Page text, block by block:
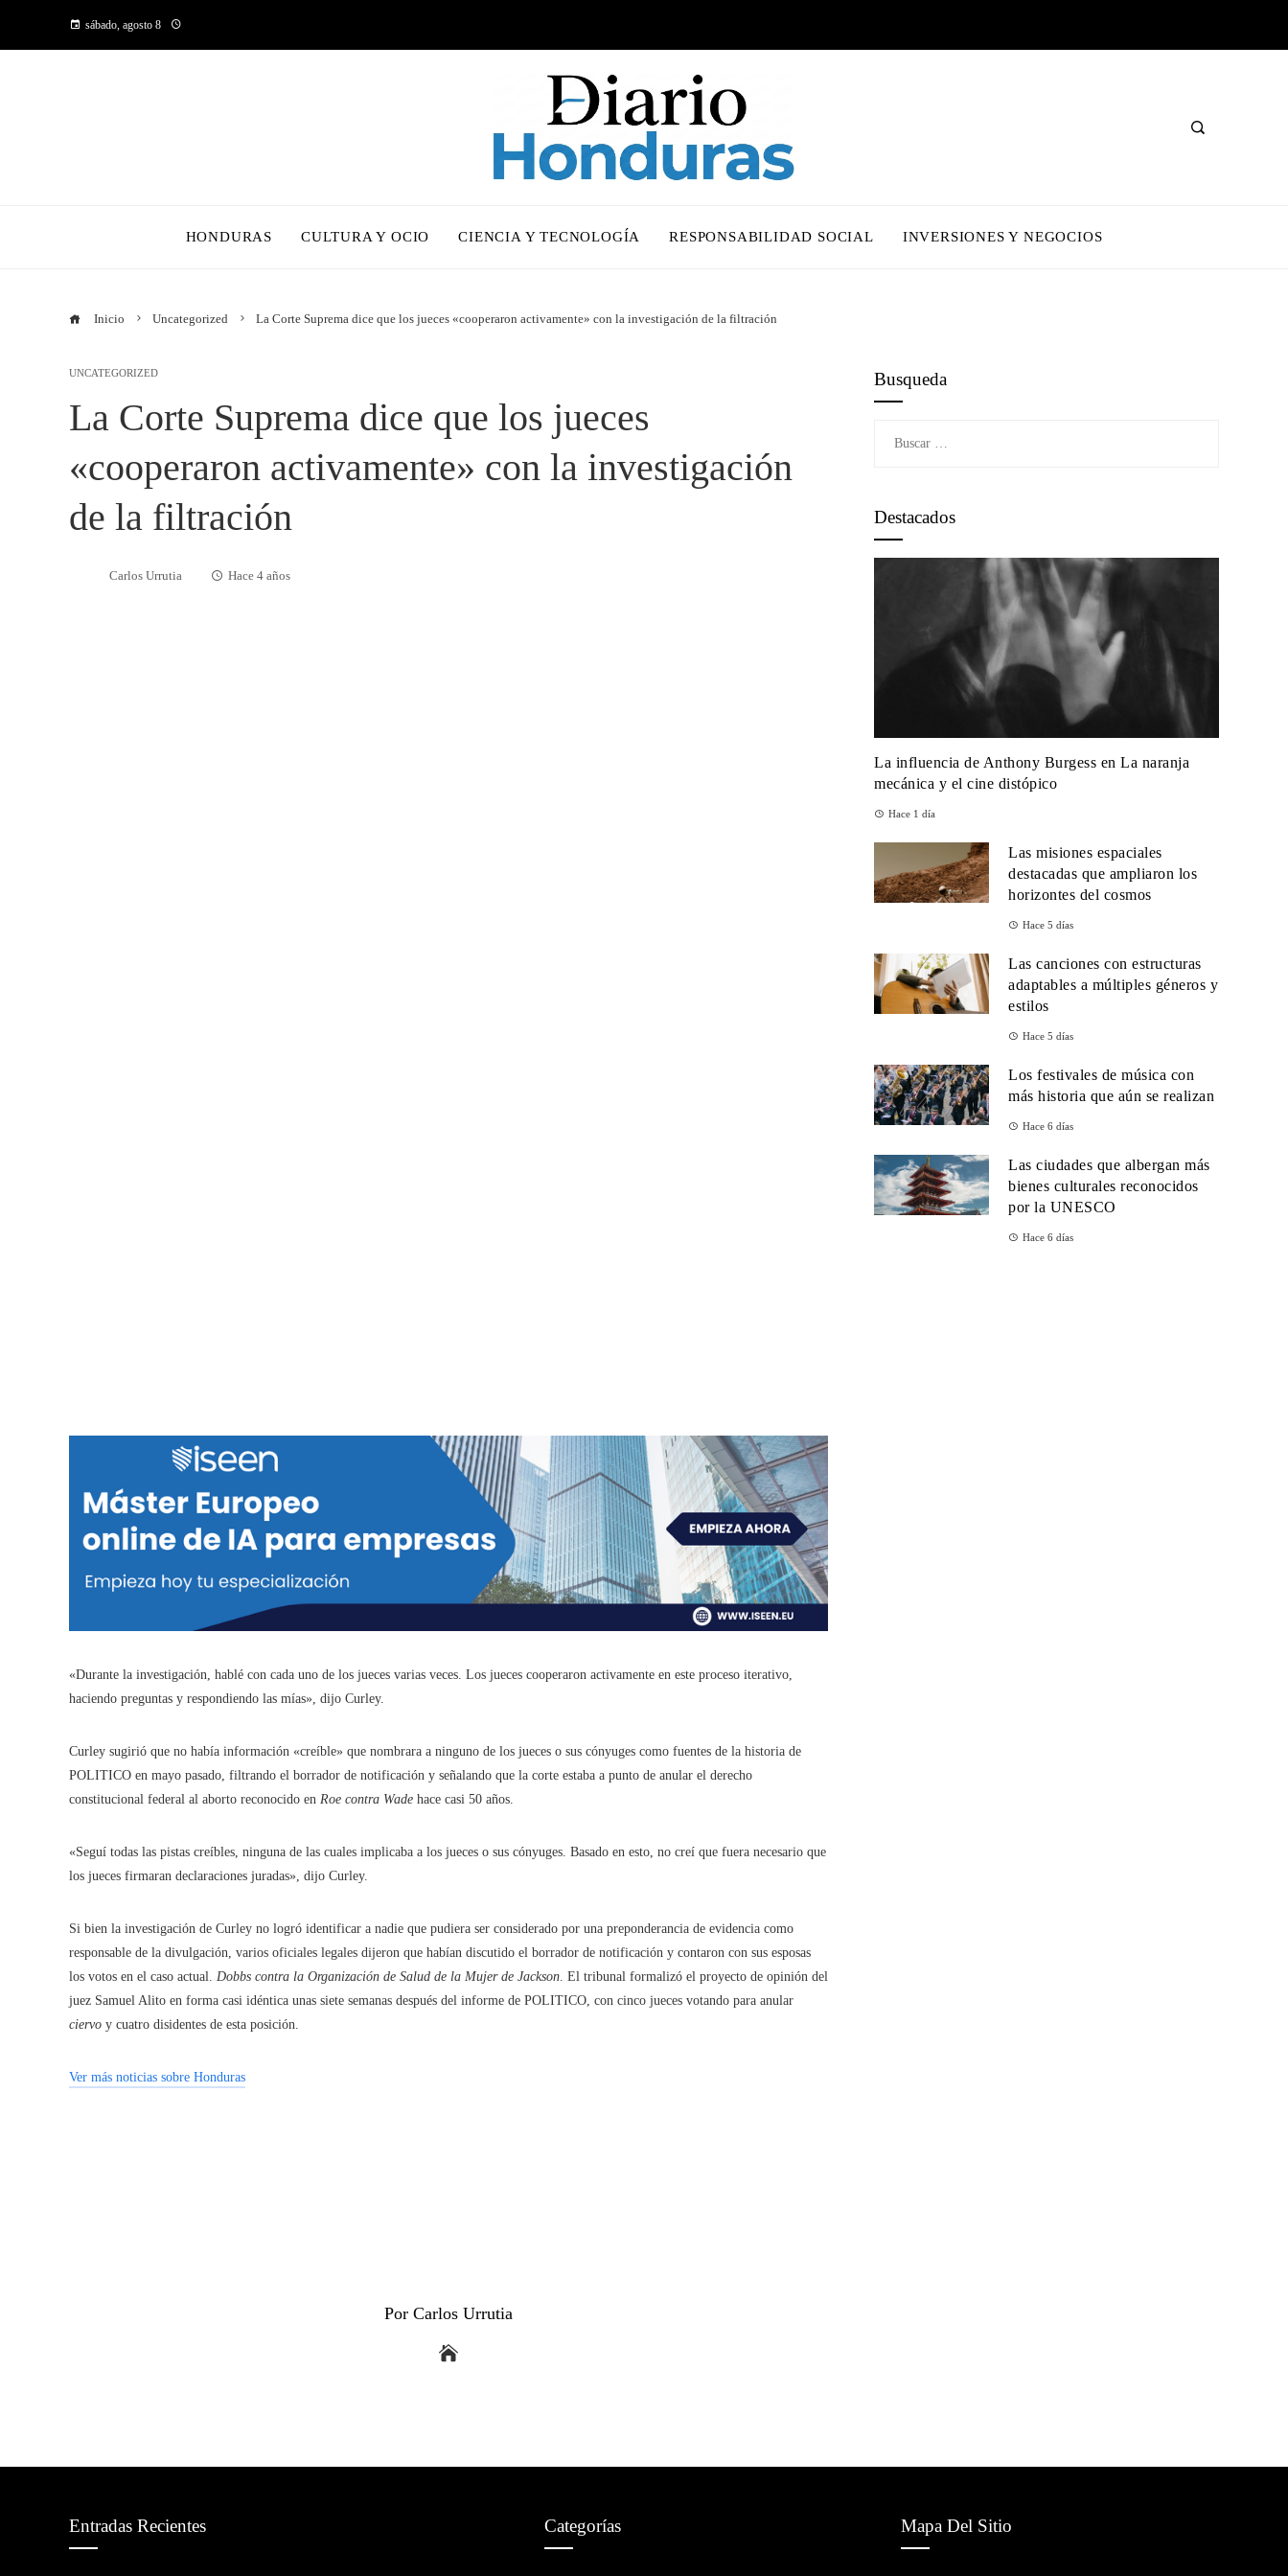
sábado, agosto 8
HONDURAS CULTURA Y OCIO CIENCIA Y TECNOLOGÍA RESPONSABILIDAD SOCIAL INVERSIONES Y NEGOCIOS
Inicio Uncategorized La Corte Suprema dice que los jueces «cooperaron activamente» con la investigación de la filtración
UNCATEGORIZED
La Corte Suprema dice que los jueces
«cooperaron activamente» con la investigación
de la filtración
Carlos Urrutia Hace 4 años
«Durante la investigación, hablé con cada uno de los jueces varias veces. Los jueces cooperaron activamente en este proceso iterativo,
haciendo preguntas y respondiendo las mías», dijo Curley.
Curley sugirió que no había información «creíble» que nombrara a ninguno de los jueces o sus cónyuges como fuentes de la historia de
POLITICO en mayo pasado, filtrando el borrador de notificación y señalando que la corte estaba a punto de anular el derecho
constitucional federal al aborto reconocido en Roe contra Wade hace casi 50 años.
«Seguí todas las pistas creíbles, ninguna de las cuales implicaba a los jueces o sus cónyuges. Basado en esto, no creí que fuera necesario que
los jueces firmaran declaraciones juradas», dijo Curley.
Si bien la investigación de Curley no logró identificar a nadie que pudiera ser considerado por una preponderancia de evidencia como
responsable de la divulgación, varios oficiales legales dijeron que habían discutido el borrador de notificación y contaron con sus esposas
los votos en el caso actual. Dobbs contra la Organización de Salud de la Mujer de Jackson. El tribunal formalizó el proyecto de opinión del
juez Samuel Alito en forma casi idéntica unas siete semanas después del informe de POLITICO, con cinco jueces votando para anular
ciervo y cuatro disidentes de esta posición.
Ver más noticias sobre Honduras
Por Carlos Urrutia
Busqueda
Destacados
La influencia de Anthony Burgess en La naranja
mecánica y el cine distópico
Hace 1 día
Las misiones espaciales
destacadas que ampliaron los
horizontes del cosmos
Hace 5 días
Las canciones con estructuras
adaptables a múltiples géneros y
estilos
Hace 5 días
Los festivales de música con
más historia que aún se realizan
Hace 6 días
Las ciudades que albergan más
bienes culturales reconocidos
por la UNESCO
Hace 6 días
Entradas Recientes Categorías Mapa Del Sitio